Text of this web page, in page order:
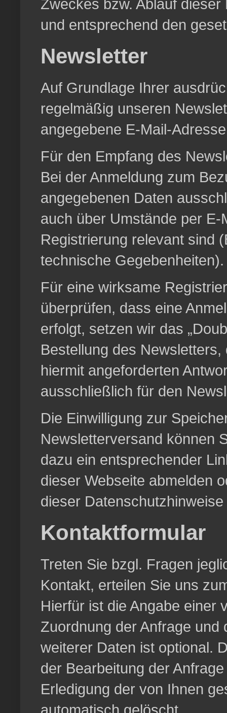
Zweckes bzw. Ablauf
und entsprechend den
Newsletter
Auf Grundlage Ihrer
regelmäßig unseren
angegebene E-Mail-
Für den Empfang des
Bei der Anmeldung zum
angegebenen Daten
auch über Umstände per
Registrierung relevant sind
technische Gegebenheiten).
Für eine wirksame
überprüfen, dass eine
erfolgt, setzen wir das
Bestellung des
hiermit angeforderten
ausschließlich für den
Die Einwilligung zur
Newsletterversand können
dazu ein entsprechender
dieser Webseite abmelden
dieser
Kontaktformular
Treten Sie bzgl. Fragen
Kontakt, erteilen Sie uns
Hierfür ist die Angabe einer
Zuordnung der Anfrage
weiterer Daten ist optional.
der Bearbeitung der
Erledigung der von Ihnen